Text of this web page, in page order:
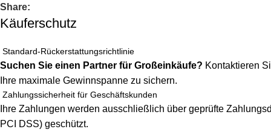
Share:
Käuferschutz
Standard-Rückerstattungsrichtlinie
Suchen Sie einen Partner für Großeinkäufe? Kontaktieren
Ihre maximale Gewinnspanne zu sichern.
Zahlungssicherheit für Geschäftskunden
Ihre Zahlungen werden ausschließlich über geprüfte
PCI DSS) geschützt.